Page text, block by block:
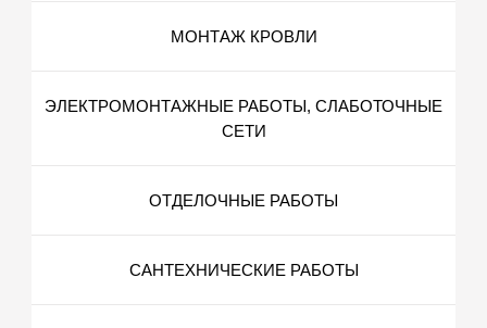
МОНТАЖ КРОВЛИ
ЭЛЕКТРОМОНТАЖНЫЕ РАБОТЫ, СЛАБОТОЧНЫЕ
СЕТИ
ОТДЕЛОЧНЫЕ РАБОТЫ
САНТЕХНИЧЕСКИЕ РАБОТЫ